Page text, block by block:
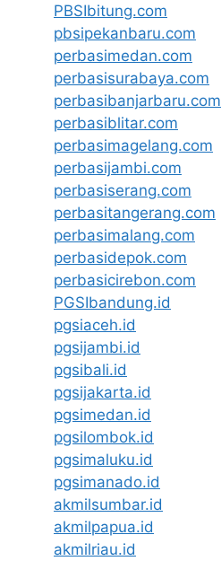
PBSIbitung.com
pbsipekanbaru.com
perbasimedan.com
perbasisurabaya.com
perbasibanjarbaru.com
perbasiblitar.com
perbasimagelang.com
perbasijambi.com
perbasiserang.com
perbasitangerang.com
perbasimalang.com
perbasidepok.com
perbasicirebon.com
PGSIbandung.id
pgsiaceh.id
pgsijambi.id
pgsibali.id
pgsijakarta.id
pgsimedan.id
pgsilombok.id
pgsimaluku.id
pgsimanado.id
akmilsumbar.id
akmilpapua.id
akmilriau.id